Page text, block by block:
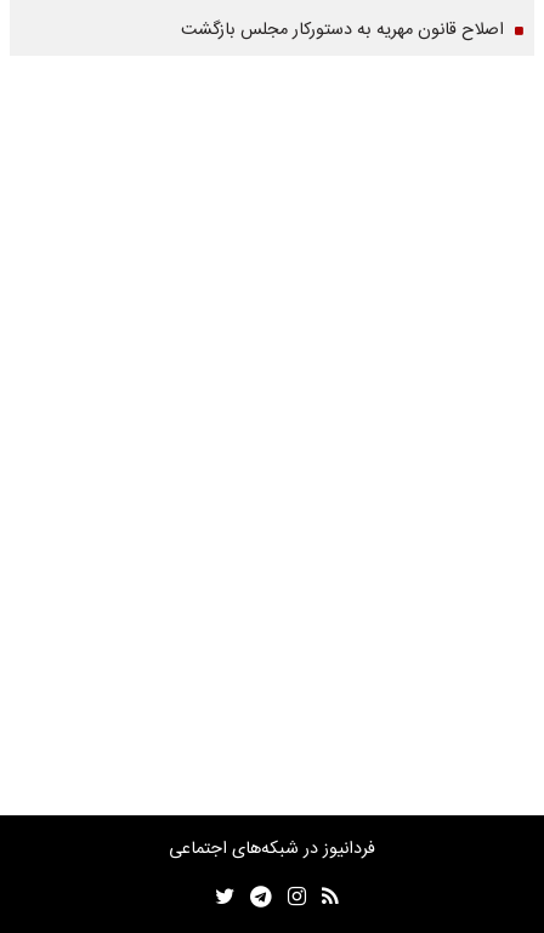
اصلاح قانون مهریه به دستورکار مجلس بازگشت
فردانیوز در شبکه‌های اجتماعی